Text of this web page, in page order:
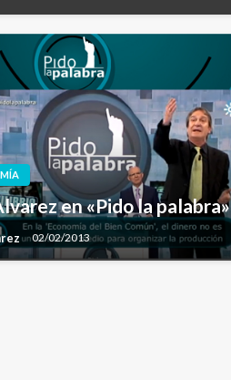
en «Pido la palabra»
02/02/2013